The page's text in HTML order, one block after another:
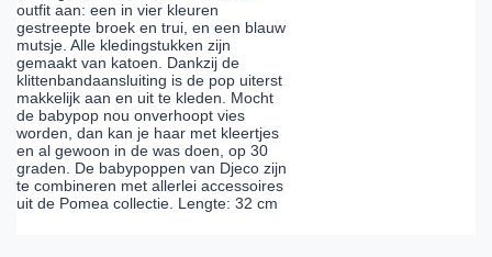
outfit aan: een in vier kleuren
gestreepte broek en trui, en een blauw
mutsje. Alle kledingstukken zijn
gemaakt van katoen. Dankzij de
klittenbandaansluiting is de pop uiterst
makkelijk aan en uit te kleden. Mocht
de babypop nou onverhoopt vies
worden, dan kan je haar met kleertjes
en al gewoon in de was doen, op 30
graden. De babypoppen van Djeco zijn
te combineren met allerlei accessoires
uit de Pomea collectie. Lengte: 32 cm